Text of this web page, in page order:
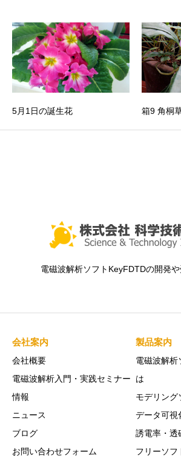
5月1日の誕生花 箱9 角桐
電磁波解析ソフトKeyFDTDの開発
会社案内
会社概要
電磁波解析入門・実践セミナー
情報
ニュース
ブログ
お問い合わせフォーム
製品案内
電磁波解析
は
モデリング
データ可視
誘電率・透
フリーソフ